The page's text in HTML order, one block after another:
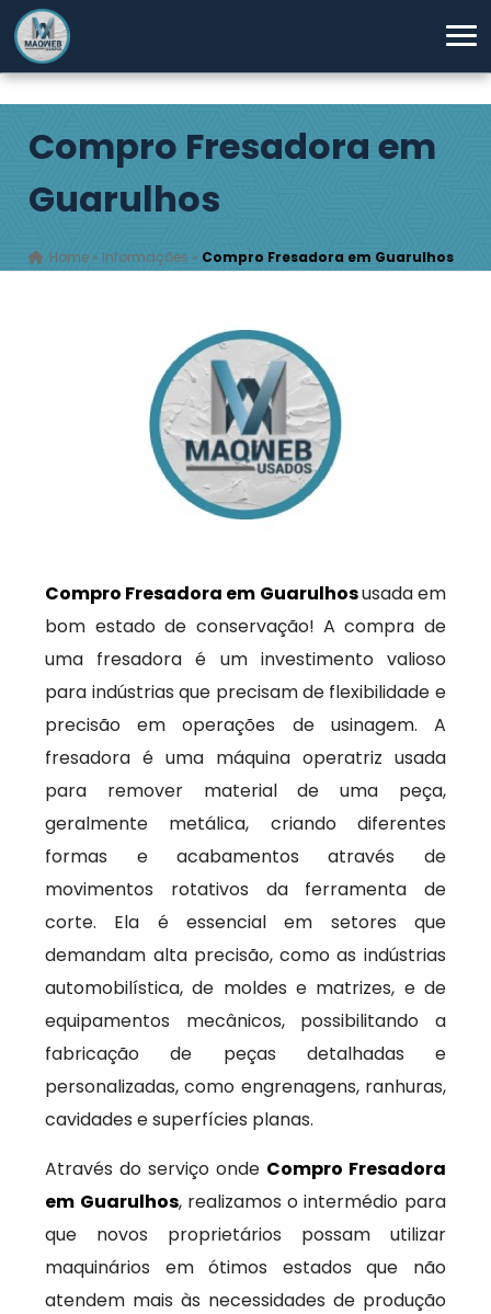
Compro Fresadora em
Guarulhos
Home » Informações » Compro Fresadora em Guarulhos
Compro Fresadora em Guarulhosusada em
bom estado de conservação! A compra de
uma fresadora é um investimento valioso
para indústrias que precisam de flexibilidade e
precisão em operações de usinagem. A
fresadora é uma máquina operatriz usada
para remover material de uma peça,
geralmente metálica, criando diferentes
formas e acabamentos através de
movimentos rotativos da ferramenta de
corte. Ela é essencial em setores que
demandam alta precisão, como as indústrias
automobilística, de moldes e matrizes, e de
equipamentos mecânicos, possibilitando a
fabricação de peças detalhadas e
personalizadas, como engrenagens, ranhuras,
cavidades e superfícies planas.
Através do serviço onde Compro Fresadora
em Guarulhos, realizamos o intermédio para
que novos proprietários possam utilizar
maquinários em ótimos estados que não
atendem mais às necessidades de produção